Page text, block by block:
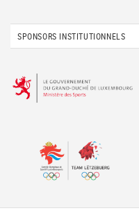
SPONSORS INSTITUTIONNELS